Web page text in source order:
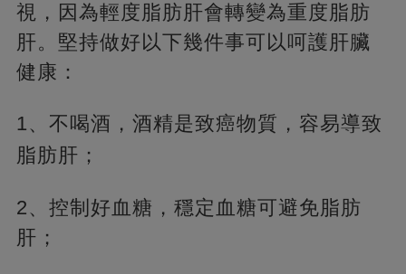
視，因為輕度脂肪肝會轉變為重度脂肪
肝。堅持做好以下幾件事可以呵護肝臟
健康：
1、不喝酒，酒精是致癌物質，容易導致
脂肪肝；
2、控制好血糖，穩定血糖可避免脂肪
肝；